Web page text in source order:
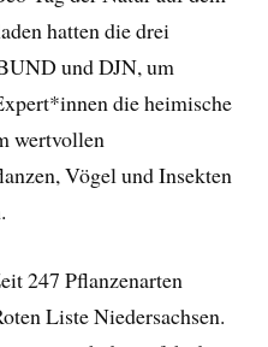
hatten die drei
und DJN, um
die heimische
wertvollen
Vögel und Insekten
247 Pflanzenarten
Liste Niedersachsen.